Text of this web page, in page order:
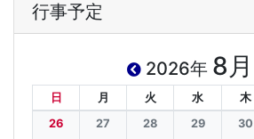
行事予定
2026年 8月
日 月 火 水 木
26
27 28 29 30